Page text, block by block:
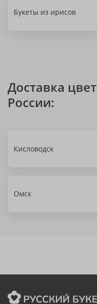
Букеты из ирисов
Доставка
России:
Кисловодск
Омск